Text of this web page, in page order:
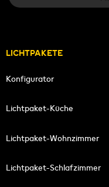
LICHTPAKETE
Konfigurator
Lichtpaket-Küche
Lichtpaket-Wohnzimmer
Lichtpaket-Schlafzimmer